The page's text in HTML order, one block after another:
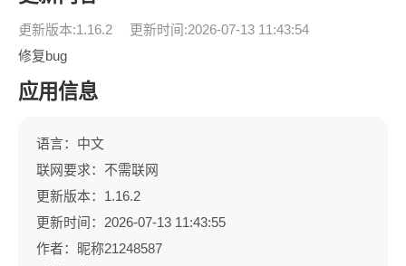
更新版本:1.16.2
更新时间:2026-07-13 11:43:54
修复bug
应用信息
语言：中文
联网要求：不需联网
更新版本：1.16.2
更新时间：2026-07-13 11:43:55
作者：昵称21248587